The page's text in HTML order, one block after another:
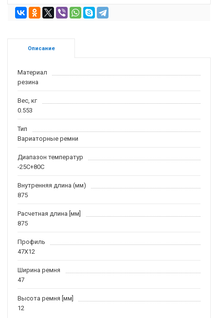
Описание
Материал
резина
Вес, кг
0.553
Тип
Вариаторные ремни
Диапазон температур
-25С+80С
Внутренняя длина (мм)
875
Расчетная длина [мм]
875
Профиль
47X12
Ширина ремня
47
Высота ремня [мм]
12